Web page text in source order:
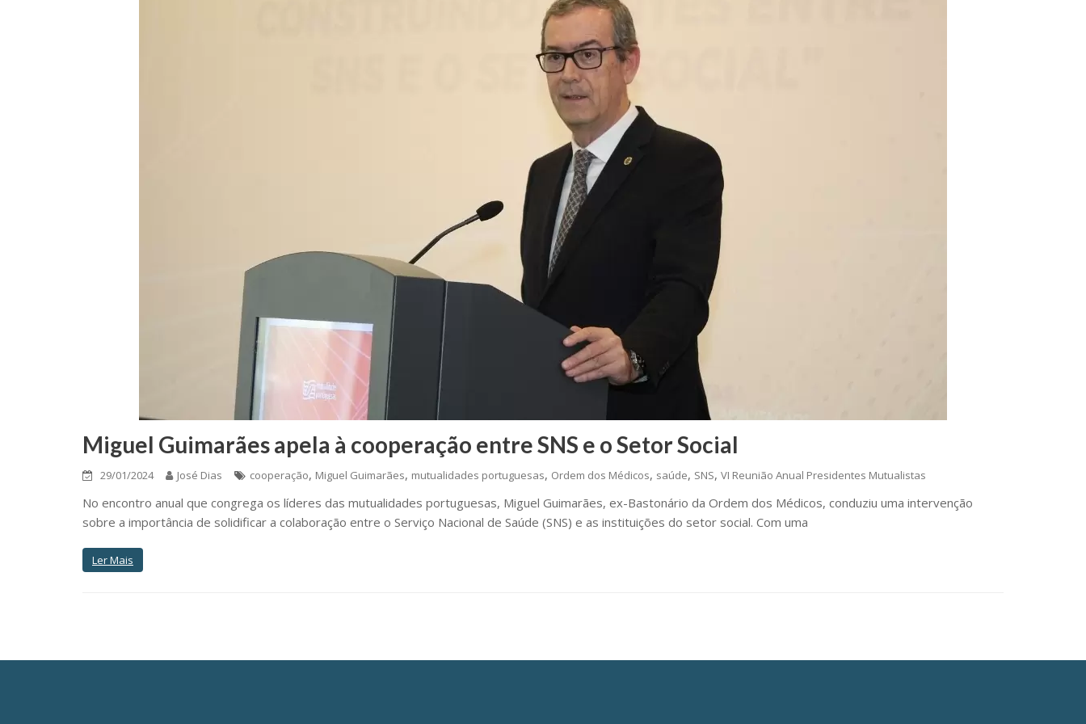
Miguel Guimarães apela à cooperação entre SNS e o Setor Social
29/01/2024 José Dias cooperação, Miguel Guimarães, mutualidades portuguesas, Ordem dos Médicos, saúde, SNS, VI Reunião Anual Presidentes Mutualistas
No encontro anual que congrega os líderes das mutualidades portuguesas, Miguel Guimarães, ex-Bastonário da Ordem dos Médicos, conduziu uma intervenção
sobre a importância de solidificar a colaboração entre o Serviço Nacional de Saúde (SNS) e as instituições do setor social. Com uma
Ler Mais